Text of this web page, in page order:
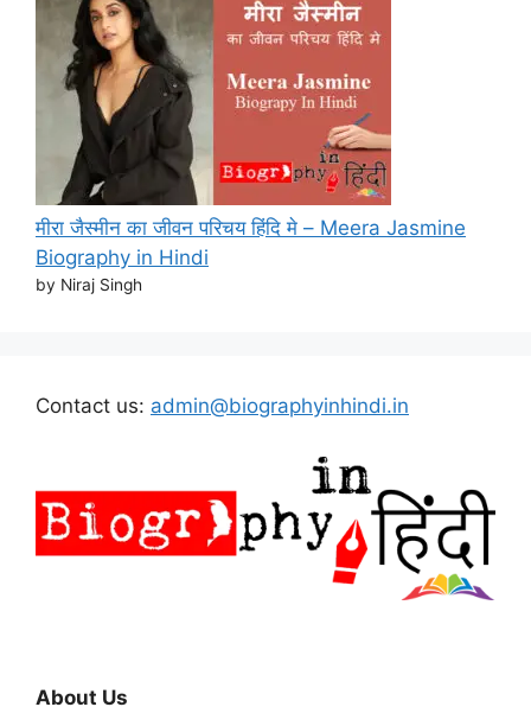
मीरा जैस्मीन का जीवन परिचय हिंदि मे – Meera Jasmine
Biography in Hindi
by Niraj Singh
Contact us: admin@biographyinhindi.in
About Us